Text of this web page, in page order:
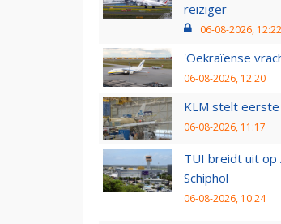
reiziger
06-08-2026, 12:22
'Oekraïense
06-08-2026, 12:20
KLM stelt
06-08-2026, 11:17
TUI breidt uit op
Schiphol
06-08-2026, 10:24